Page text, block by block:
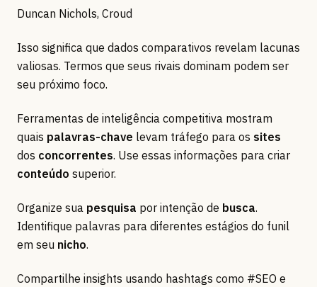
Duncan Nichols, Croud
Isso significa que dados comparativos revelam lacunas
valiosas. Termos que seus rivais dominam podem ser
seu próximo foco.
Ferramentas de inteligência competitiva mostram
quais palavras-chave levam tráfego para os sites
dos concorrentes. Use essas informações para criar
conteúdo superior.
Organize sua pesquisa por intenção de busca.
Identifique palavras para diferentes estágios do funil
em seu nicho.
Compartilhe insights usando hashtags como #SEO e